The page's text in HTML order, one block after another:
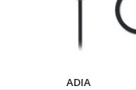
ADIA